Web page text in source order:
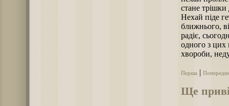
стане
Нехай піде
ближнього,
радіє,
одного з цих
хвороби,
Перша
Ще